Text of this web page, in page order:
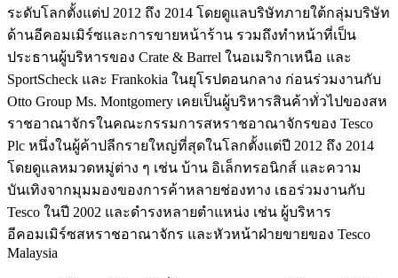
ระดับโลกตั้งแต่ป 2012 ถึง 2014 โดยดูแลบริษัทภายใต้กลุ่มบริษัท
ด้านอีคอมเมิร์ซและการขายหน้าร้าน รวมถึงทำหน้าที่เป็น
ประธานผู้บริหารของ Crate & Barrel ในอเมริกาเหนือ และ
SportScheck และ Frankokia ในยุโรปตอนกลาง ก่อนร่วมงานกับ
Otto Group Ms. Montgomery เคยเป็นผู้บริหารสินค้าทั่วไปของสห
ราชอาณาจักรในคณะกรรมการสหราชอาณาจักรของ Tesco
Plc หนึ่งในผู้ค้าปลีกรายใหญ่ที่สุดในโลกตั้งแต่ปี 2012 ถึง 2014
โดยดูแลหมวดหมู่ต่าง ๆ เช่น บ้าน อิเล็กทรอนิกส์ และความ
บันเทิงจากมุมมองของการค้าหลายช่องทาง เธอร่วมงานกับ
Tesco ในปี 2002 และดำรงหลายตำแหน่ง เช่น ผู้บริหาร
อีคอมเมิร์ซสหราชอาณาจักร และหัวหน้าฝ่ายขายของ Tesco
Malaysia